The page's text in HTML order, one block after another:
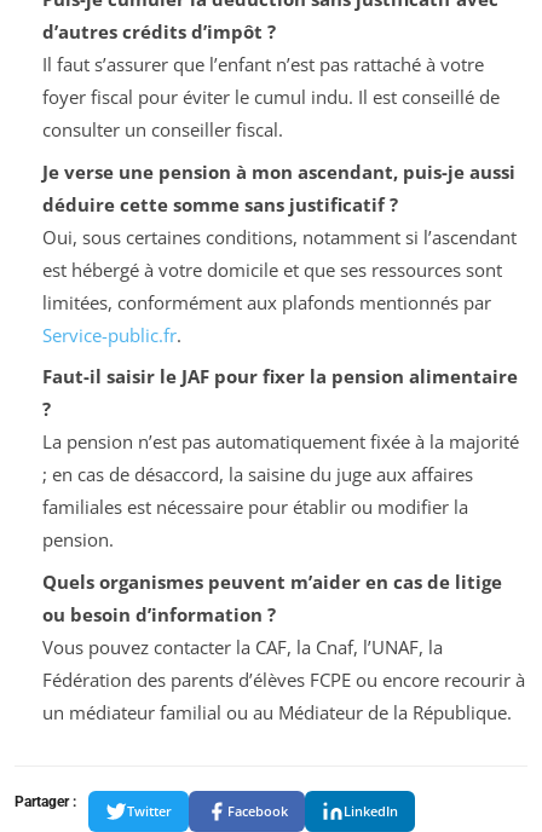
d’autres crédits d’impôt ?
Il faut s’assurer que l’enfant n’est pas rattaché à votre
foyer fiscal pour éviter le cumul indu. Il est conseillé de
consulter un conseiller fiscal.
Je verse une pension à mon ascendant, puis-je aussi
déduire cette somme sans justificatif ?
Oui, sous certaines conditions, notamment si l’ascendant
est hébergé à votre domicile et que ses ressources sont
limitées, conformément aux plafonds mentionnés par
Service-public.fr.
Faut-il saisir le JAF pour fixer la pension alimentaire
?
La pension n’est pas automatiquement fixée à la majorité
; en cas de désaccord, la saisine du juge aux affaires
familiales est nécessaire pour établir ou modifier la
pension.
Quels organismes peuvent m’aider en cas de litige
ou besoin d’information ?
Vous pouvez contacter la CAF, la Cnaf, l’UNAF, la
Fédération des parents d’élèves FCPE ou encore recourir à
un médiateur familial ou au Médiateur de la République.
Partager :
Twitter Facebook LinkedIn